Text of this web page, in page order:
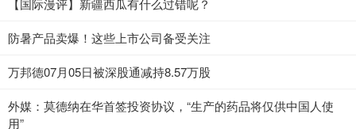
【国际漫评】新疆西瓜有什么过错呢？
防暑产品卖爆！这些上市公司备受关注
万邦德07月05日被深股通减持8.57万股
外媒：莫德纳在华首签投资协议，“生产的药品将仅供中国人使
用”